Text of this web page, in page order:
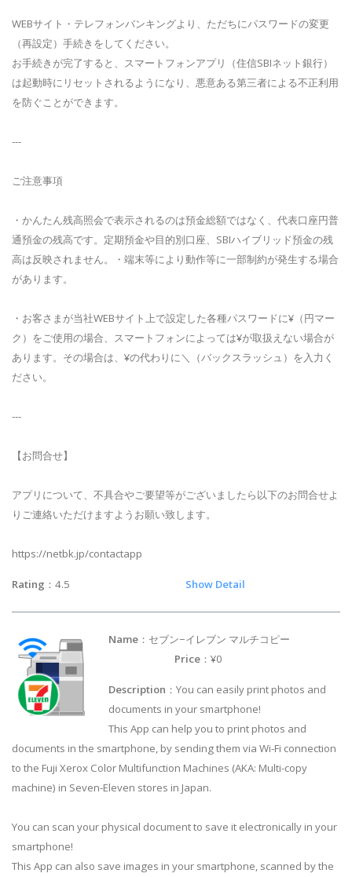
WEBサイト・テレフォンバンキングより、ただちにパスワードの変更
（再設定）手続きをしてください。
お手続きが完了すると、スマートフォンアプリ（住信SBIネット銀行）
は起動時にリセットされるようになり、悪意ある第三者による不正利用
を防ぐことができます。
---
ご注意事項
・かんたん残高照会で表示されるのは預金総額ではなく、代表口座円普
通預金の残高です。定期預金や目的別口座、SBIハイブリッド預金の残
高は反映されません。・端末等により動作等に一部制約が発生する場合
があります。
・お客さまが当社WEBサイト上で設定した各種パスワードに¥（円マー
ク）をご使用の場合、スマートフォンによっては¥が取扱えない場合が
あります。その場合は、¥の代わりに＼（バックスラッシュ）を入力く
ださい。
---
【お問合せ】
アプリについて、不具合やご要望等がございましたら以下のお問合せよ
りご連絡いただけますようお願い致します。
https://netbk.jp/contactapp
Rating ：4.5 Show Detail
Name ：セブン−イレブン マルチコピー
Price ：¥0
Description ：You can easily print photos and
documents in your smartphone!
This App can help you to print photos and
documents in the smartphone, by sending them via Wi-Fi connection
to the Fuji Xerox Color Multifunction Machines (AKA: Multi-copy
machine) in Seven-Eleven stores in Japan.
You can scan your physical document to save it electronically in your
smartphone!
This App can also save images in your smartphone, scanned by the